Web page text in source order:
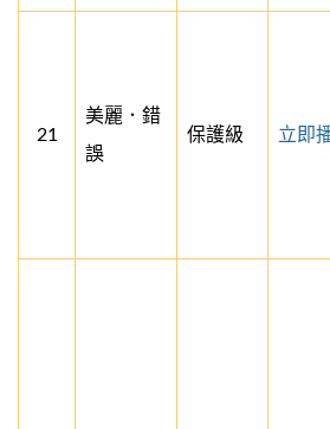
21
美麗．錯
誤
保護級 立即